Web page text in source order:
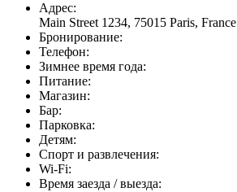
Адрес:
Main Street 1234, 75015 Paris, France
Бронирование:
Телефон:
Зимнее время года:
Питание:
Магазин:
Бар:
Парковка:
Детям:
Спорт и развлечения:
Wi-Fi:
Время заезда / выезда: